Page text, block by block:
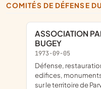
COMITÉS DE DÉFENSE
ASSOCIATION PARVERANNE DES AMIS DU
BUGEY
1973-09-05
défense, restauration, protection de tous bâtiments,
edifices,
sur le territoire de